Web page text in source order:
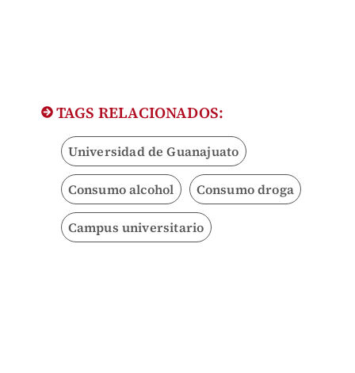
TAGS RELACIONADOS:
Universidad de Guanajuato
Consumo alcohol Consumo droga
Campus universitario